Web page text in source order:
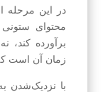
در این مرحله
محتوای ستونی
برآورده کند،
زمان آن است
با نزدیک‌شدن به